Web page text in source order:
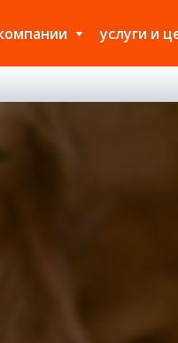
услуги и